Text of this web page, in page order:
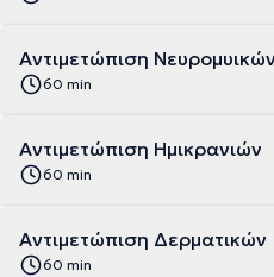
Αντιμετώπιση
60 min
Αντιμετώπιση Ημικρανιών
60 min
Αντιμετώπιση Δερματικών
60 min